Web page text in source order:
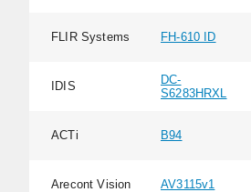
FLIR Systems FH-610 ID
IDIS
DC-
S6283HRXL
ACTi B94
Arecont Vision AV3115v1